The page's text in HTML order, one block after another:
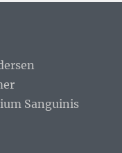
Sanguinis